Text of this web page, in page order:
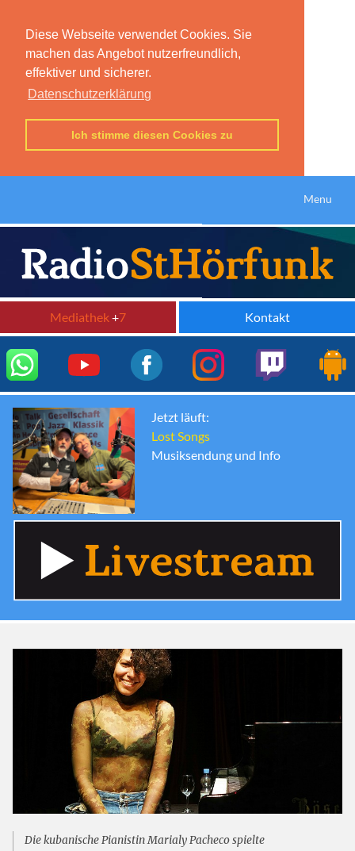
Diese Webseite verwendet Cookies. Sie
machen das Angebot nutzerfreundlich,
effektiver und sicherer.
Datenschutzerklärung
Ich stimme diesen Cookies zu
Menu
Mediathek+7 Kontakt
Jetzt läuft:
Lost Songs
Musiksendung und Info
Die kubanische Pianistin Marialy Pacheco spielte